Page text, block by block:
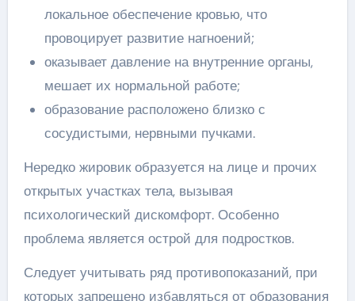
локальное обеспечение кровью, что
провоцирует развитие нагноений;
оказывает давление на внутренние органы,
мешает их нормальной работе;
образование расположено близко с
сосудистыми, нервными пучками.
Нередко жировик образуется на лице и прочих
открытых участках тела, вызывая
психологический дискомфорт. Особенно
проблема является острой для подростков.
Следует учитывать ряд противопоказаний, при
которых запрещено избавляться от образования